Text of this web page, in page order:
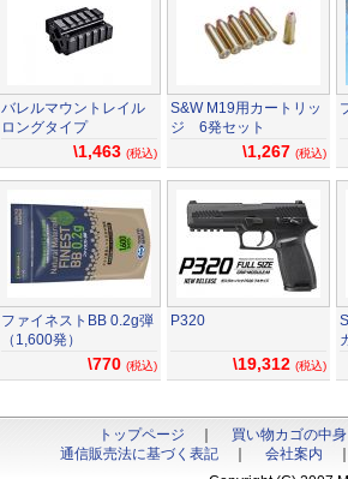
バレルマウントレイル
ロングタイプ
\1,463 (税込)
S&W M19用カートリッ
ジ 6発セット
\1,267 (税込)
ファイネストBB 0.2g弾
（1,600発）
\770 (税込)
P320
\19,312 (税込)
トップページ
買い物カゴの中
通信販売法に基づく表記
会社案内